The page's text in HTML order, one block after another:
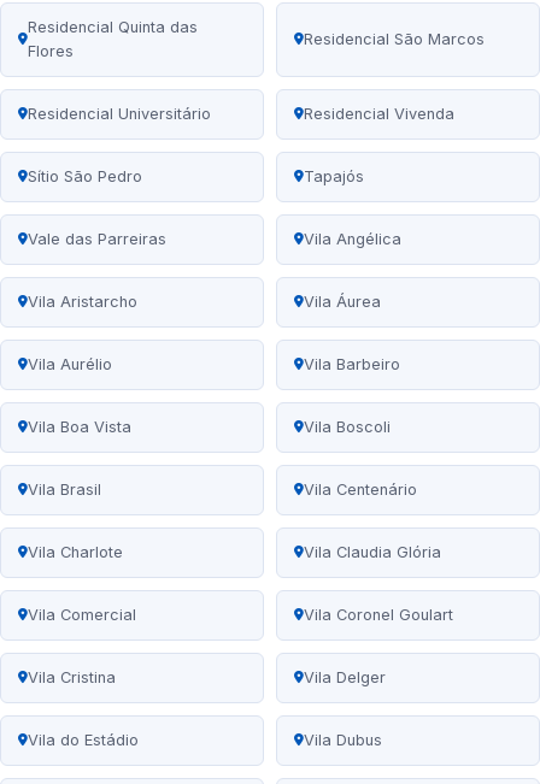
Residencial Quinta das
Flores
Residencial São Marcos
Residencial Universitário Residencial Vivenda
Sítio São Pedro Tapajós
Vale das Parreiras Vila Angélica
Vila Aristarcho Vila Áurea
Vila Aurélio Vila Barbeiro
Vila Boa Vista Vila Boscoli
Vila Brasil Vila Centenário
Vila Charlote Vila Claudia Glória
Vila Comercial Vila Coronel Goulart
Vila Cristina Vila Delger
Vila do Estádio Vila Dubus